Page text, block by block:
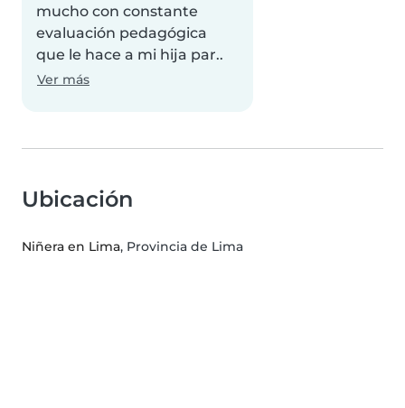
mucho con constante
evaluación pedagógica
que le hace a mi hija par..
Ver más
Ubicación
Niñera en Lima, Provincia de Lima